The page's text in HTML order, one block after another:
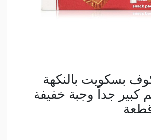
بسكويت بالنكهة
كبير جداً وجبة خفيفة